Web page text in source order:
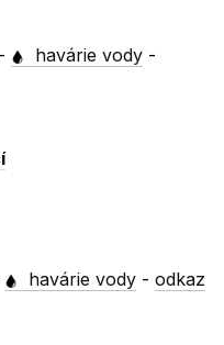
- havárie vody -
havárie vody -odkaz